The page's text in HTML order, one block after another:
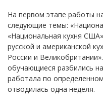
На первом этапе работы
следующие темы:
«Национальная кухня
русской и американской
России и
обучающиеся разбились
работала по
отводилась одна неделя.